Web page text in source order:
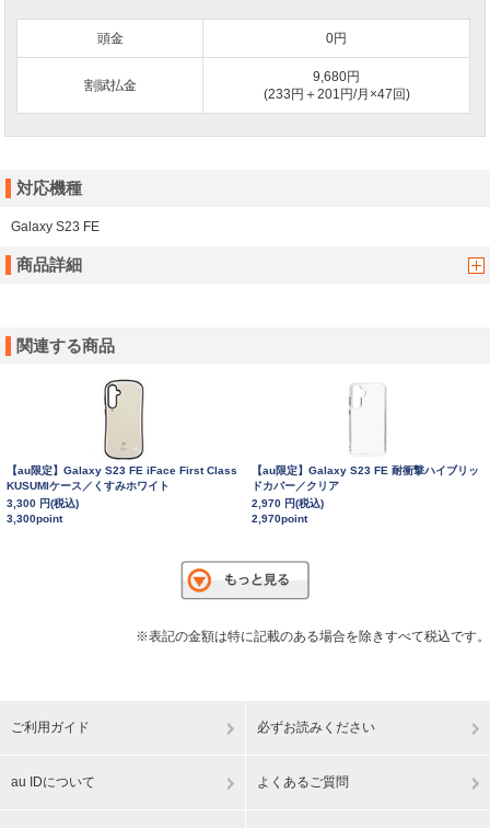
頭金 0円
割賦払金
9,680円
(233円＋201円/月×47回)
対応機種
Galaxy S23 FE
商品詳細
関連する商品
【au限定】Galaxy S23 FE iFace First Class
KUSUMIケース／くすみホワイト
3,300 円(税込)
3,300point
【au限定】Galaxy S23 FE 耐衝撃ハイブリッ
ドカバー／クリア
2,970 円(税込)
2,970point
※表記の金額は特に記載のある場合を除きすべて税込です。
ご利用ガイド 必ずお読みください
au IDについて よくあるご質問